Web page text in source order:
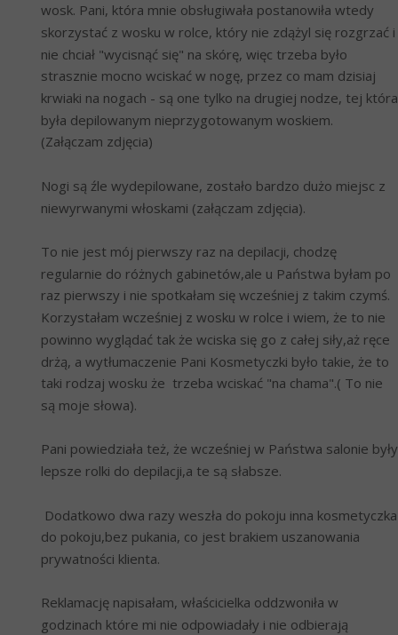
wosk. Pani, która mnie obsługiwała postanowiła wtedy
skorzystać z wosku w rolce, który nie zdążyl się rozgrzać i
nie chciał "wycisnąć się" na skórę, więc trzeba było
strasznie mocno wciskać w nogę, przez co mam dzisiaj
krwiaki na nogach - są one tylko na drugiej nodze, tej która
była depilowanym nieprzygotowanym woskiem.
(Załączam zdjęcia)
Nogi są źle wydepilowane, zostało bardzo dużo miejsc z
niewyrwanymi włoskami (załączam zdjęcia).
To nie jest mój pierwszy raz na depilacji, chodzę
regularnie do różnych gabinetów,ale u Państwa byłam po
raz pierwszy i nie spotkałam się wcześniej z takim czymś.
Korzystałam wcześniej z wosku w rolce i wiem, że to nie
powinno wyglądać tak że wciska się go z całej siły,aż ręce
drżą, a wytłumaczenie Pani Kosmetyczki było takie, że to
taki rodzaj wosku że  trzeba wciskać "na chama".( To nie
są moje słowa).
Pani powiedziała też, że wcześniej w Państwa salonie były
lepsze rolki do depilacji,a te są słabsze.
Dodatkowo dwa razy weszła do pokoju inna kosmetyczka
do pokoju,bez pukania, co jest brakiem uszanowania
prywatności klienta.
Reklamację napisałam, właścicielka oddzwoniła w
godzinach które mi nie odpowiadały i nie odbierają